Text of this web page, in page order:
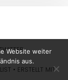
• ERSTELLT MIT
Website weiter
aus.